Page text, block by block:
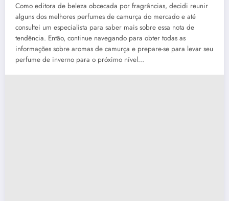
Como editora de beleza obcecada por fragrâncias, decidi reunir
alguns dos melhores perfumes de camurça do mercado e até
consultei um especialista para saber mais sobre essa nota de
tendência. Então, continue navegando para obter todas as
informações sobre aromas de camurça e prepare-se para levar seu
perfume de inverno para o próximo nível…